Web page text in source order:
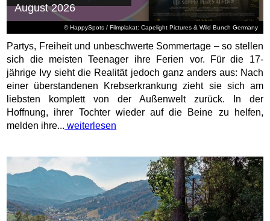
© HappySpots / Filmplakat: Capelight Pictures & Wild Bunch Germany
August 2026
Partys, Freiheit und unbeschwerte Sommertage – so stellen
sich die meisten Teenager ihre Ferien vor. Für die 17-
jährige Ivy sieht die Realität jedoch ganz anders aus: Nach
einer überstandenen Krebserkrankung zieht sie sich am
liebsten komplett von der Außenwelt zurück. In der
Hoffnung, ihrer Tochter wieder auf die Beine zu helfen,
melden ihre... weiterlesen